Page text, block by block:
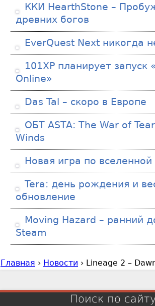
ККИ HearthStone –
древних богов
EverQuest Next никогда
101XP планирует запуск
Online»
Das Tal – скоро в Европе
ОБТ ASTA: The War of
Winds
Новая игра по вселенной
Tera: день рождения и
обновление
Moving Hazard – ранний
Steam
В
Главная › Новости › Lineage 2 –
Поиск по сайту